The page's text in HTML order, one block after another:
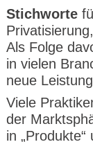
Stichworte
Als Folge
in vielen
neue
Viele
der
in